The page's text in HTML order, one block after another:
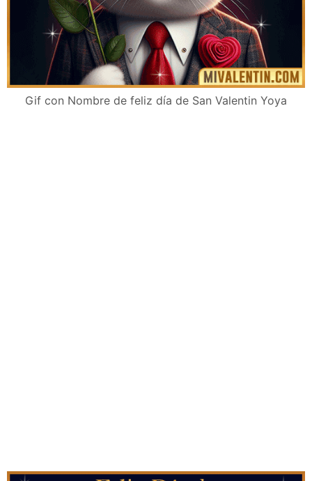
Gif con Nombre de feliz día de San Valentin Yoya